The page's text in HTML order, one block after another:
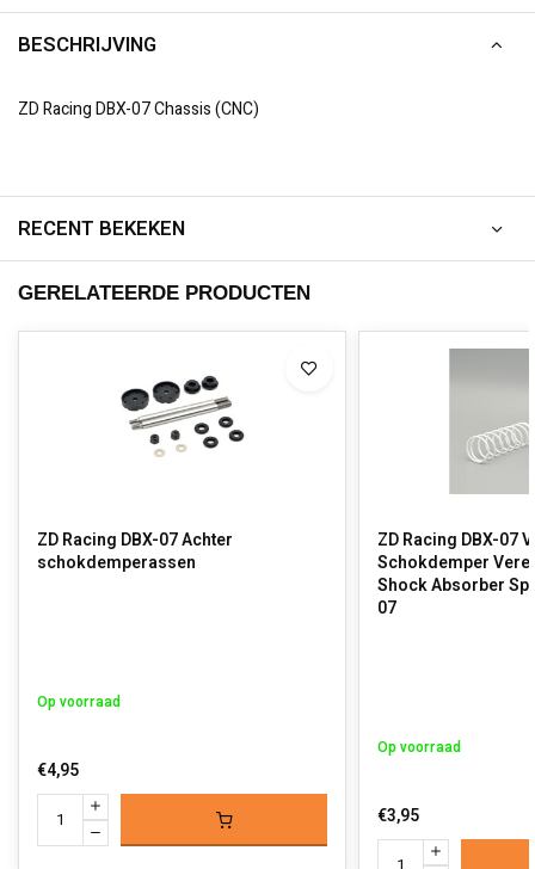
BESCHRIJVING
ZD Racing DBX-07 Chassis (CNC)
RECENT BEKEKEN
GERELATEERDE PRODUCTEN
ZD Racing DBX-07 Achter
schokdemperassen
Op voorraad
€4,95
ZD Racing DBX-07
Schokdemper
Shock Absorber
07
Op voorraad
€3,95